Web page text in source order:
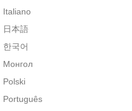
Italiano
日本語
한국어
Монгол
Polski
Português